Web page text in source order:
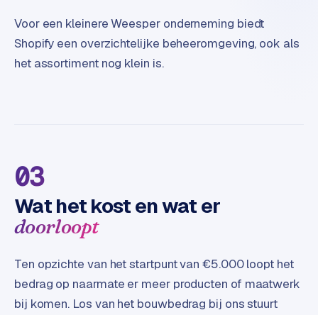
Voor een kleinere Weesper onderneming biedt
Shopify een overzichtelijke beheeromgeving, ook als
het assortiment nog klein is.
03
Wat het kost en wat er
doorloopt
Ten opzichte van het startpunt van €5.000 loopt het
bedrag op naarmate er meer producten of maatwerk
bij komen. Los van het bouwbedrag bij ons stuurt